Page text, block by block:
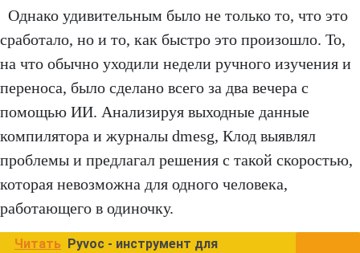
Однако удивительным было не только то, что это
сработало, но и то, как быстро это произошло. То,
на что обычно уходили недели ручного изучения и
переноса, было сделано всего за два вечера с
помощью ИИ. Анализируя выходные данные
компилятора и журналы dmesg, Клод выявлял
проблемы и предлагал решения с такой скоростью,
которая невозможна для одного человека,
работающего в одиночку.
Читать
Pyvoc - инструмент для